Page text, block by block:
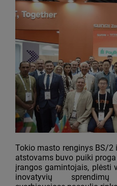
Tokio masto renginys BS/2
atstovams buvo puiki
įrangos gamintojais, plėsti
inovatyvių